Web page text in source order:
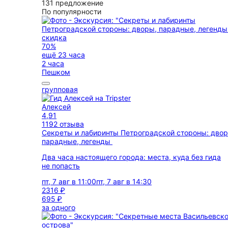
131 предложение
По популярности
скидка
70%
ещё 23 часа
2 часа
Пешком
групповая
Алексей
4,91
1192 отзыва
Секреты и лабиринты Петроградской стороны:
парадные, легенды
Два часа настоящего города: места, куда без гида
не попасть
пт, 7 авг в 11:00пт, 7 авг в 14:30
2316 ₽
695 ₽
за одного